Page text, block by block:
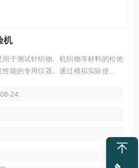
机
于测试针织物、机织物等材料的松弛
能的专用仪器。通过模拟实际使用中
提供关键数据支持。
24